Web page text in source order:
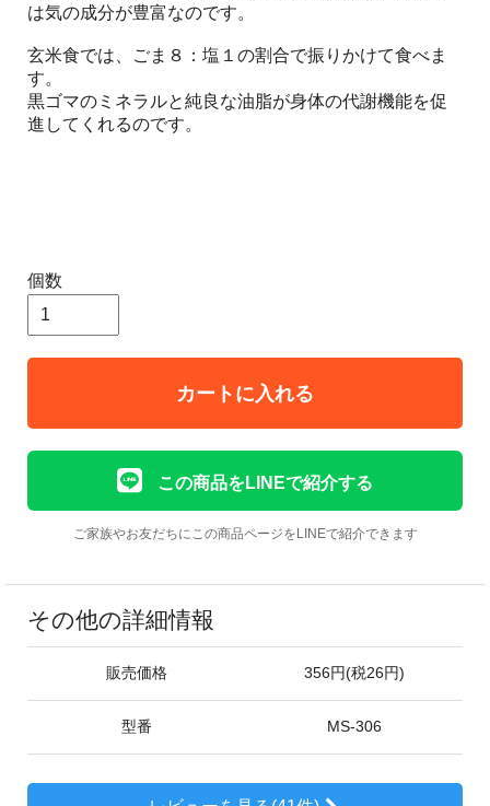
は気の成分が豊富なのです。
玄米食では、ごま８：塩１の割合で振りかけて食べま
す。
黒ゴマのミネラルと純良な油脂が身体の代謝機能を促
進してくれるのです。
個数
カートに入れる
この商品をLINEで紹介する
ご家族やお友だちにこの商品ページをLINEで紹介できます
その他の詳細情報
販売価格 356円(税26円)
型番 MS-306